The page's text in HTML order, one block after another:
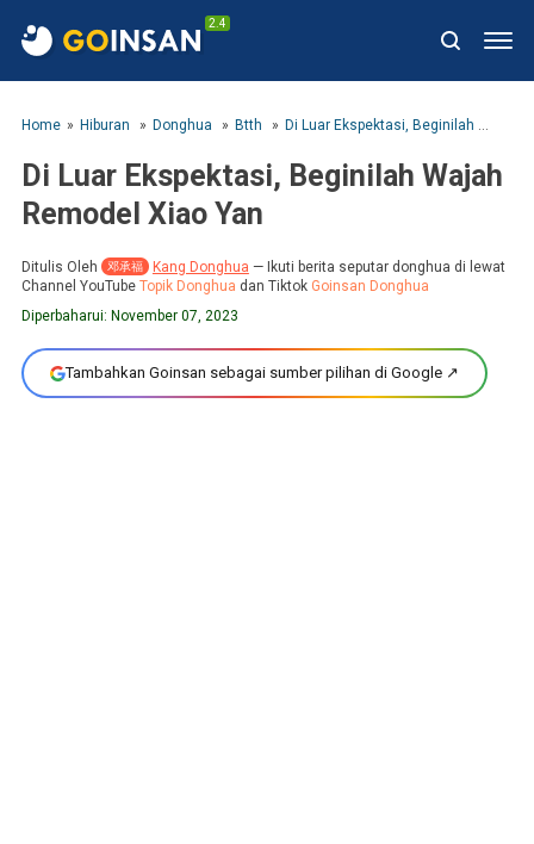
2.4
Home Hiburan Donghua Btth Di Luar Ekspektasi, Beginilah Wajah Remodel Xiao Yan
Di Luar Ekspektasi, Beginilah Wajah
Remodel Xiao Yan
Ditulis Oleh 邓承福 Kang Donghua — Ikuti berita seputar donghua di lewat
Channel YouTube Topik Donghua dan Tiktok Goinsan Donghua
Diperbaharui: November 07, 2023
Tambahkan Goinsan sebagai sumber pilihan di Google ↗